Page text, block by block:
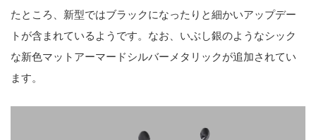
たところ、新型ではブラックになったりと細かいアップデー
トが含まれているようです。なお、いぶし銀のようなシック
な新色マットアーマードシルバーメタリックが追加されてい
ます。